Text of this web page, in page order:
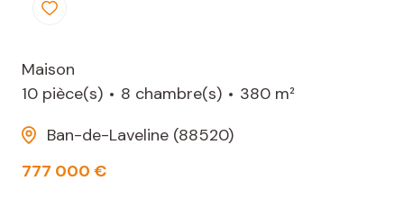
Maison
10 pièce(s)
8 chambre(s)
380 m²
Ban-de-Laveline (88520)
777 000 €